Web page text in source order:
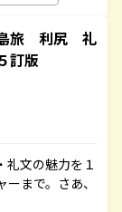
旅 利尻 礼
版
文の魅力を１
まで。さあ、